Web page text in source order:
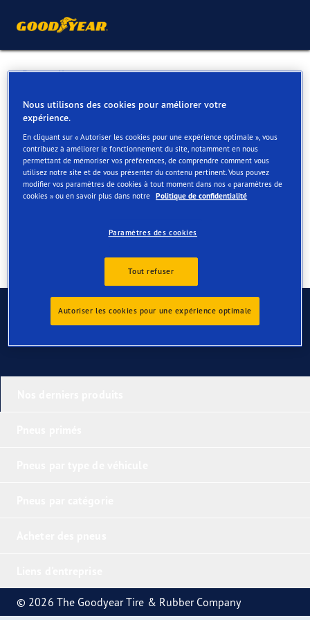
Retour liste
SERVAYGE
Services disponibles en ligne et en magasin
Contact Services
Contactez-nous
© 2026 The Goodyear Tire & Rubber Company
Nous utilisons des cookies pour améliorer votre
expérience.
En cliquant sur « Autoriser les cookies pour une expérience optimale », vous
contribuez à améliorer le fonctionnement du site, notamment en nous
permettant de mémoriser vos préférences, de comprendre comment vous
utilisez notre site et de vous présenter du contenu pertinent. Vous pouvez
modifier vos paramètres de cookies à tout moment dans nos « paramètres de
cookies » ou en savoir plus dans notre Politique de confidentialité
Paramètres des cookies
Tout refuser
Autoriser les cookies pour une expérience optimale